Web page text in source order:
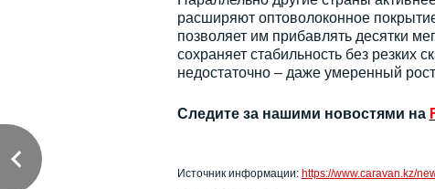
расширяют оптоволоконное
позволяет им прибавлять десятки
сохраняет стабильность без резких
недостаточно – даже умеренный
Следите за нашими новостями на
Источник информации: https://www.caravan.kz/